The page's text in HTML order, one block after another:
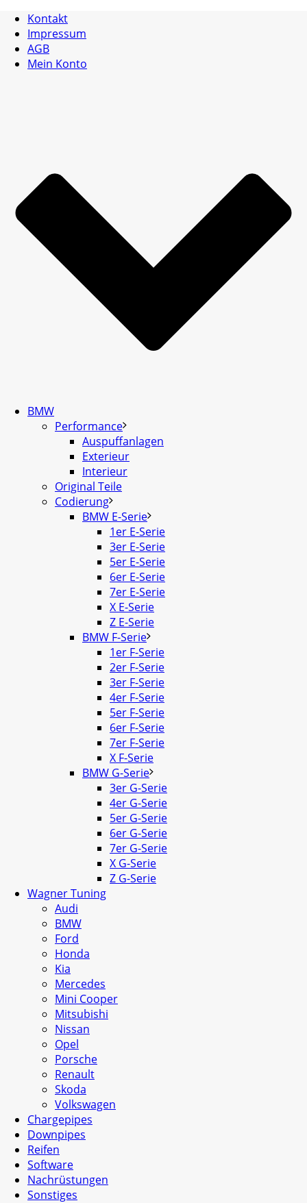
Kontakt
Impressum
AGB
Mein Konto
BMW
Performance
Auspuffanlagen
Exterieur
Interieur
Original Teile
Codierung
BMW E-Serie
1er E-Serie
3er E-Serie
5er E-Serie
6er E-Serie
7er E-Serie
X E-Serie
Z E-Serie
BMW F-Serie
1er F-Serie
2er F-Serie
3er F-Serie
4er F-Serie
5er F-Serie
6er F-Serie
7er F-Serie
X F-Serie
BMW G-Serie
3er G-Serie
4er G-Serie
5er G-Serie
6er G-Serie
7er G-Serie
X G-Serie
Z G-Serie
Wagner Tuning
Audi
BMW
Ford
Honda
Kia
Mercedes
Mini Cooper
Mitsubishi
Nissan
Opel
Porsche
Renault
Skoda
Volkswagen
Chargepipes
Downpipes
Reifen
Software
Nachrüstungen
Sonstiges